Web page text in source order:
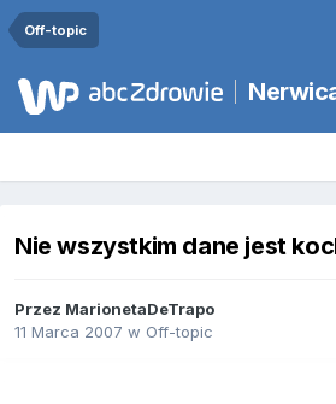
Off-topic
Nie wszystkim dane jest
Przez MarionetaDeTrapo
11 Marca 2007 w Off-topic